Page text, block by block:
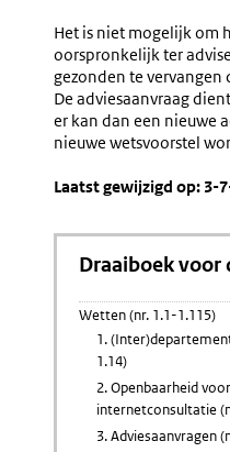
Het is niet mogelijk om
oorspronkelijk ter
gezonden te vervangen
De adviesaanvraag
er kan dan een nieuwe
nieuwe wetsvoorstel
Laatst gewijzigd op: 3-
Draaiboek voor
Wetten (nr. 1.1-1.115)
1.
1.14)
2. Openbaarheid
internetconsultatie
3. Adviesaanvragen